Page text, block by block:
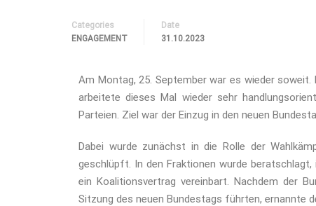
Categories
ENGAGEMENT
Date
31.10.2023
Am Montag, 25. September war es wieder
arbeitete dieses Mal wieder sehr
Parteien. Ziel war der Einzug in den neuen
Dabei wurde zunächst in die Rolle der
geschlüpft. In den Fraktionen wurde
ein Koalitionsvertrag vereinbart. Nachdem der
Sitzung des neuen Bundestags führten, ernannte